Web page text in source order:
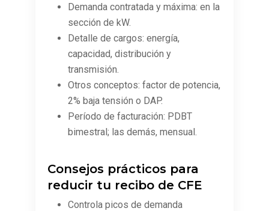
Demanda contratada y máxima: en la
sección de kW.
Detalle de cargos: energía,
capacidad, distribución y
transmisión.
Otros conceptos: factor de potencia,
2% baja tensión o DAP.
Período de facturación: PDBT
bimestral; las demás, mensual.
Consejos prácticos para
reducir tu recibo de CFE
Controla picos de demanda